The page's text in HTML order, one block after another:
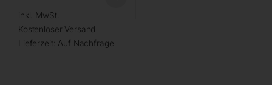
inkl. MwSt.
Kostenloser Versand
Lieferzeit: Auf Nachfrage